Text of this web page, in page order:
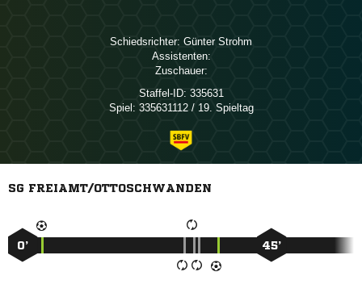
Schiedsrichter:  
Assistenten:
Zuschauer:
Staffel-ID: 335631
Spiel: 335631112 / 19. Spieltag
SG FREIAMT/OTTOSCHWANDEN
0’ 45’